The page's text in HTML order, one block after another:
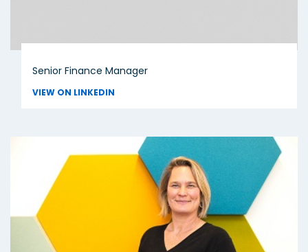
Senior Finance Manager
VIEW ON LINKEDIN